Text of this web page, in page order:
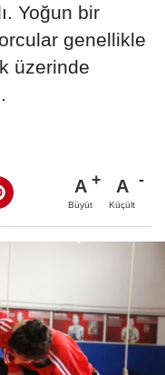
Yoğun bir
genellikle
üzerinde
A
Büyüt
A
Küçült